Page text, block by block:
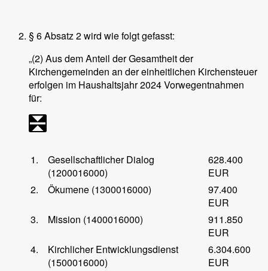
§ 6 Absatz 2 wird wie folgt gefasst:
„(2) Aus dem Anteil der Gesamtheit der
Kirchengemeinden an der einheitlichen Kirchensteuer
erfolgen im Haushaltsjahr 2024 Vorwegentnahmen
für:
1.
Gesellschaftlicher Dialog
(1200016000)
628.400
EUR
2.
Ökumene (1300016000)
97.400
EUR
3.
Mission (1400016000)
911.850
EUR
4.
Kirchlicher Entwicklungsdienst
(1500016000)
6.304.600
EUR